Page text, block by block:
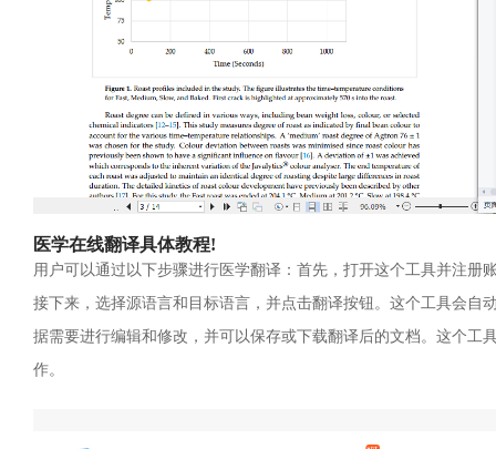
医学在线翻译具体教程!
用户可以通过以下步骤进行医学翻译：首先，打开这个工具并注册
接下来，选择源语言和目标语言，并点击翻译按钮。这个工具会
据需要进行编辑和修改，并可以保存或下载翻译后的文档。这个
作。